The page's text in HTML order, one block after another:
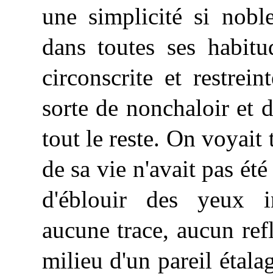
une simplicité si
dans toutes ses
circonscrite et
sorte de nonchaloir et
tout le reste. On voyait
de sa vie n'avait pas
d'éblouir des yeux
aucune trace, aucun
milieu d'un pareil